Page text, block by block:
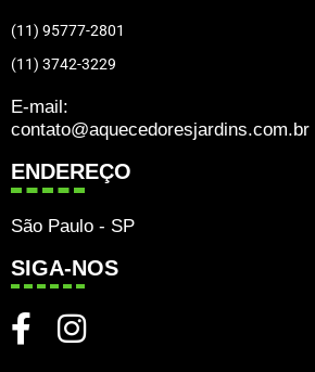
(11) 95777-2801
(11) 3742-3229
E-mail:
contato@aquecedoresjardins.com.br
ENDEREÇO
São Paulo - SP
SIGA-NOS